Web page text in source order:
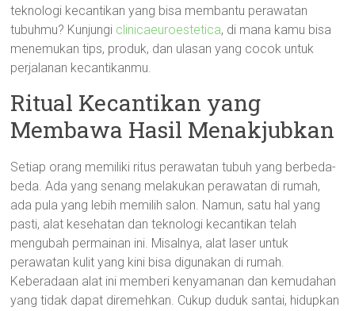
teknologi kecantikan yang bisa membantu perawatan
tubuhmu? Kunjungi clinicaeuroestetica, di mana kamu bisa
menemukan tips, produk, dan ulasan yang cocok untuk
perjalanan kecantikanmu.
Ritual Kecantikan yang
Membawa Hasil Menakjubkan
Setiap orang memiliki ritus perawatan tubuh yang berbeda-
beda. Ada yang senang melakukan perawatan di rumah,
ada pula yang lebih memilih salon. Namun, satu hal yang
pasti, alat kesehatan dan teknologi kecantikan telah
mengubah permainan ini. Misalnya, alat laser untuk
perawatan kulit yang kini bisa digunakan di rumah.
Keberadaan alat ini memberi kenyamanan dan kemudahan
yang tidak dapat diremehkan. Cukup duduk santai, hidupkan